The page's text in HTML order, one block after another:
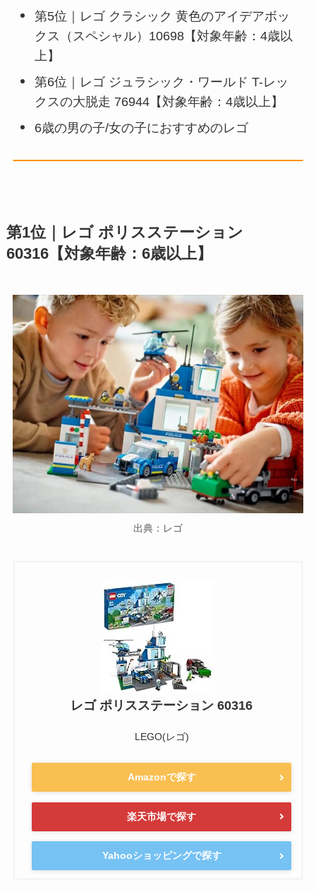
第5位｜レゴ クラシック 黄色のアイデアボッ
クス（スペシャル）10698【対象年齢：4歳以
上】
第6位｜レゴ ジュラシック・ワールド T-レッ
クスの大脱走 76944【対象年齢：4歳以上】
6歳の男の子/女の子におすすめのレゴ
第1位｜レゴ ポリスステーション
60316【対象年齢：6歳以上】
出典：レゴ
レゴ ポリスステーション 60316
LEGO(レゴ)
Amazonで探す
楽天市場で探す
Yahooショッピングで探す